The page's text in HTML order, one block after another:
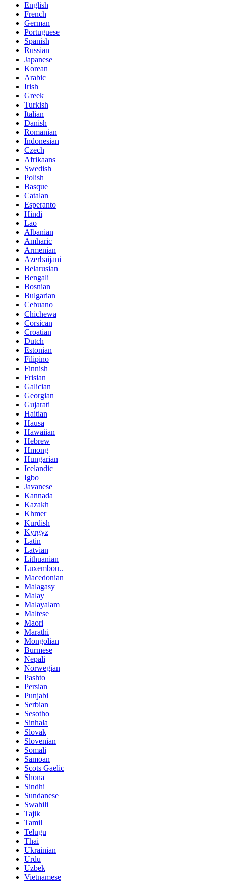
English
French
German
Portuguese
Spanish
Russian
Japanese
Korean
Arabic
Irish
Greek
Turkish
Italian
Danish
Romanian
Indonesian
Czech
Afrikaans
Swedish
Polish
Basque
Catalan
Esperanto
Hindi
Lao
Albanian
Amharic
Armenian
Azerbaijani
Belarusian
Bengali
Bosnian
Bulgarian
Cebuano
Chichewa
Corsican
Croatian
Dutch
Estonian
Filipino
Finnish
Frisian
Galician
Georgian
Gujarati
Haitian
Hausa
Hawaiian
Hebrew
Hmong
Hungarian
Icelandic
Igbo
Javanese
Kannada
Kazakh
Khmer
Kurdish
Kyrgyz
Latin
Latvian
Lithuanian
Luxembou..
Macedonian
Malagasy
Malay
Malayalam
Maltese
Maori
Marathi
Mongolian
Burmese
Nepali
Norwegian
Pashto
Persian
Punjabi
Serbian
Sesotho
Sinhala
Slovak
Slovenian
Somali
Samoan
Scots Gaelic
Shona
Sindhi
Sundanese
Swahili
Tajik
Tamil
Telugu
Thai
Ukrainian
Urdu
Uzbek
Vietnamese